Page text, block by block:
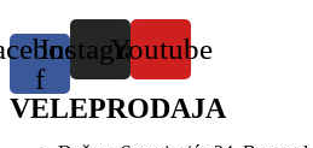
f
InstagramYoutube
VELEPRODAJA